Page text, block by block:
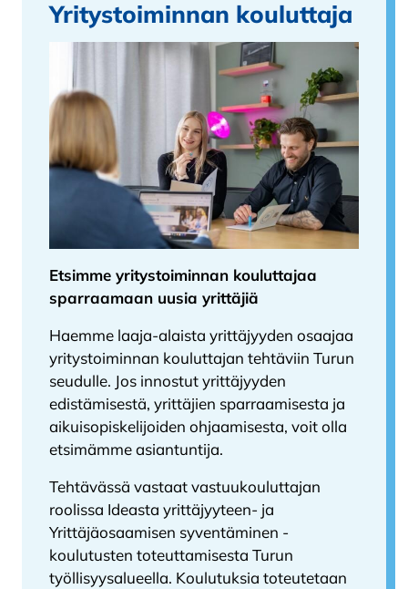
Yritystoiminnan kouluttaja
Etsimme yritystoiminnan kouluttajaa
sparraamaan uusia yrittäjiä
Haemme laaja-alaista yrittäjyyden osaajaa
yritystoiminnan kouluttajan tehtäviin Turun
seudulle. Jos innostut yrittäjyyden
edistämisestä, yrittäjien sparraamisesta ja
aikuisopiskelijoiden ohjaamisesta, voit olla
etsimämme asiantuntija.
Tehtävässä vastaat vastuukouluttajan
roolissa Ideasta yrittäjyyteen- ja
Yrittäjäosaamisen syventäminen -
koulutusten toteuttamisesta Turun
työllisyysalueella. Koulutuksia toteutetaan